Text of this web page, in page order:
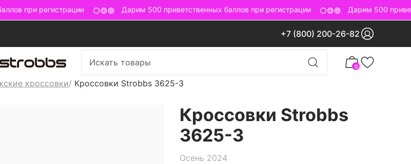
при регистрации Дарим 500 приветственных баллов при регистрации Дарим 500
+7 (800) 200-26-82
0
кроссовки/ Кроссовки Strobbs 3625-3
Кроссовки Strobbs
3625-3
Осень 2024